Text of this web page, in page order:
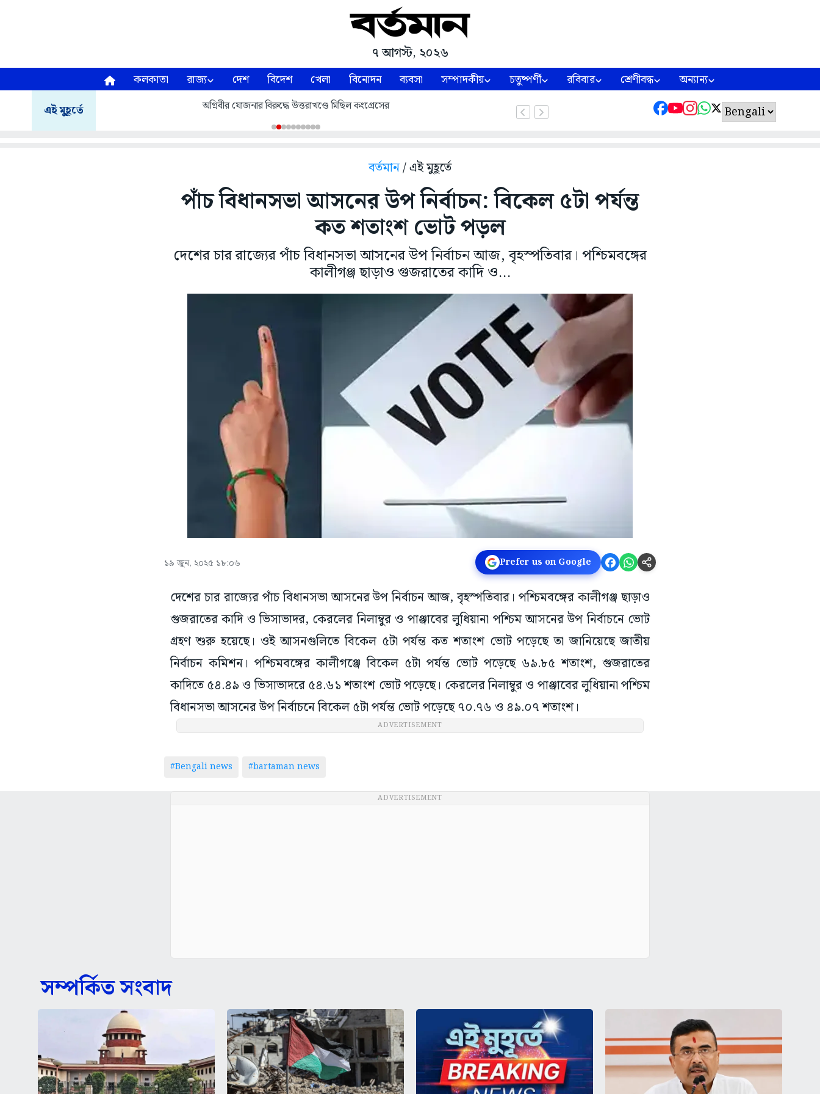
৭ আগস্ট, ২০২৬
কলকাতা রাজ্য দেশ বিদেশ খেলা বিনোদন ব্যবসা সম্পাদকীয় চতুষ্পর্ণী রবিবার শ্রেণীবদ্ধ অন্যান্য
এই মুহূর্তে অগ্নিবীর যোজনার বিরুদ্ধে উত্তরাখণ্ডে মিছিল কংগ্রেসের
বর্তমান/ এই মুহূর্তে
পাঁচ বিধানসভা আসনের উপ নির্বাচন: বিকেল ৫টা পর্যন্ত
কত শতাংশ ভোট পড়ল
দেশের চার রাজ্যের পাঁচ বিধানসভা আসনের উপ নির্বাচন আজ, বৃহস্পতিবার। পশ্চিমবঙ্গের
কালীগঞ্জ ছাড়াও গুজরাতের কাদি ও...
১৯ জুন, ২০২৫ ১৮:০৬ Prefer us on Google
দেশের চার রাজ্যের পাঁচ বিধানসভা আসনের উপ নির্বাচন আজ, বৃহস্পতিবার। পশ্চিমবঙ্গের কালীগঞ্জ ছাড়াও
গুজরাতের কাদি ও ভিসাভাদর, কেরলের নিলাম্বুর ও পাঞ্জাবের লুধিয়ানা পশ্চিম আসনের উপ নির্বাচনে ভোট
গ্রহণ শুরু হয়েছে। ওই আসনগুলিতে বিকেল ৫টা পর্যন্ত কত শতাংশ ভোট পড়েছে তা জানিয়েছে জাতীয়
নির্বাচন কমিশন। পশ্চিমবঙ্গের কালীগঞ্জে বিকেল ৫টা পর্যন্ত ভোট পড়েছে ৬৯.৮৫ শতাংশ, গুজরাতের
কাদিতে ৫৪.৪৯ ও ভিসাভাদরে ৫৪.৬১ শতাংশ ভোট পড়েছে। কেরলের নিলাম্বুর ও পাঞ্জাবের লুধিয়ানা পশ্চিম
বিধানসভা আসনের উপ নির্বাচনে বিকেল ৫টা পর্যন্ত ভোট পড়েছে ৭০.৭৬ ও ৪৯.০৭ শতাংশ।
ADVERTISEMENT
#Bengali news #bartaman news
ADVERTISEMENT
সম্পর্কিত সংবাদ